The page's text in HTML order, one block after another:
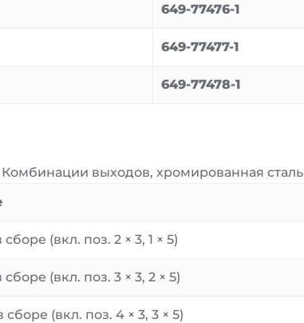
649-77476-1
649-77477-1
649-77478-1
Комбинации выходов, хромированная сталь
(вкл. поз. 2 × 3, 1 × 5)
(вкл. поз. 3 × 3, 2 × 5)
сборе (вкл. поз. 4 × 3, 3 × 5)